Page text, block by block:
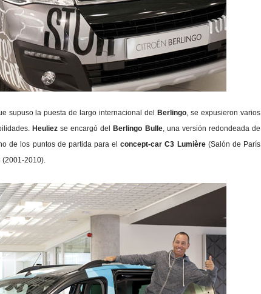
supuso la puesta de largo internacional del Berlingo, se expusieron varios
Heuliez se encargó del Berlingo Bulle, una versión redondeada de
de los puntos de partida para elconcept-car C3 Lumière (Salón de París
(2001-2010).